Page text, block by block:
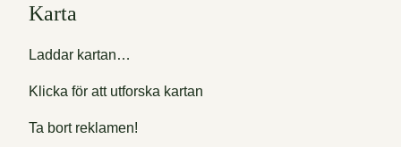
Karta
Laddar kartan…
Klicka för att utforska kartan
Ta bort reklamen!